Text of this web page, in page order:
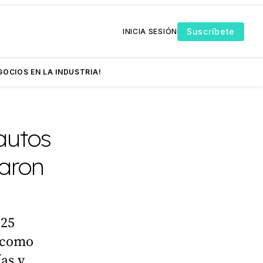
INICIA SESIÓN Suscríbete
EN LA INDUSTRIA!